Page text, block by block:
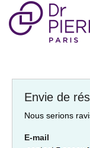
Envie de
Nous serions
E-mail